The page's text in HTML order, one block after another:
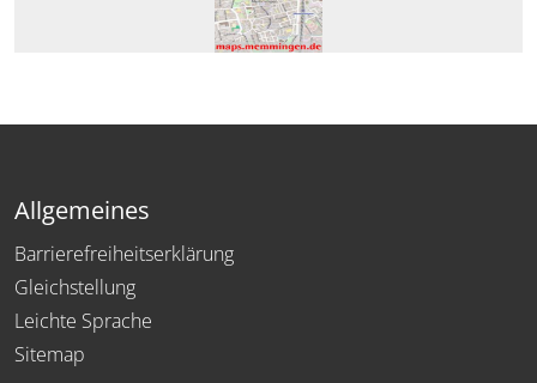
Allgemeines
Barrierefreiheitserklärung
Gleichstellung
Leichte Sprache
Sitemap